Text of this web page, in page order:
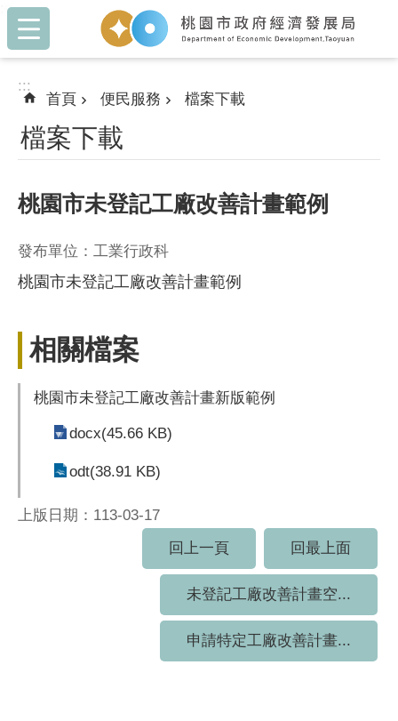
跳到主要內容區塊
:::
:::
首頁 便民服務 檔案下載
檔案下載
桃園市未登記工廠改善計畫範例
發布單位：工業行政科
桃園市未登記工廠改善計畫範例
相關檔案
桃園市未登記工廠改善計畫新版範例
docx(45.66 KB)
odt(38.91 KB)
上版日期：113-03-17
回上一頁
回最上面
未登記工廠改善計畫空...
申請特定工廠改善計畫...